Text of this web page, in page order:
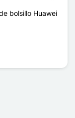
bolsillo Huawei